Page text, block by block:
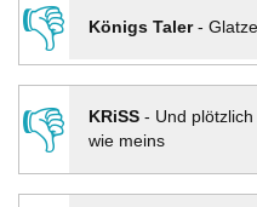
👎
Königs Taler-
👎
KRiSS- Und
wie meins